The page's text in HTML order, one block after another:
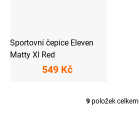
Sportovní čepice Eleven
Matty XI Red
549 Kč
O
9položek celkem